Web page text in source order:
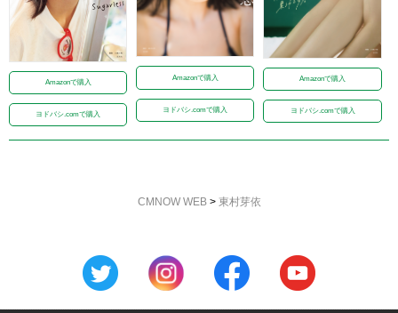
Amazonで購入
ヨドバシ.comで購入
Amazonで購入
ヨドバシ.comで購入
Amazonで購入
ヨドバシ.comで購入
CMNOW WEB> 東村芽依